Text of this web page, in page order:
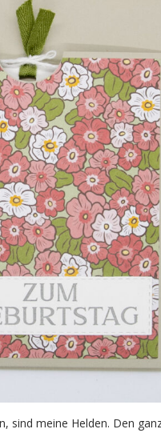
sind meine Helden. Den